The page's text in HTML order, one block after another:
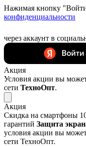
Нажимая кнопку
конфиденциальности
через аккаунт в
Акция
Условия акции вы
сети ТехноОпт.
Акция
Скидка на смартфоны
гарантий Защита
условия акции вы
сети ТехноОпт.